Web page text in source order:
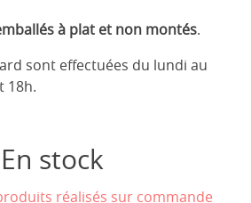
à plat et non montés.
sont effectuées du lundi au
18h.
En stock
réalisés sur commande